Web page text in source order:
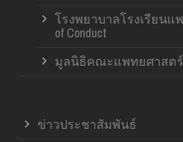
โรงพยาบาลโรงเรียนแ
of Conduct
มูลนิธิคณะแพทยศาสต
ข่าวประชาสัมพันธ์